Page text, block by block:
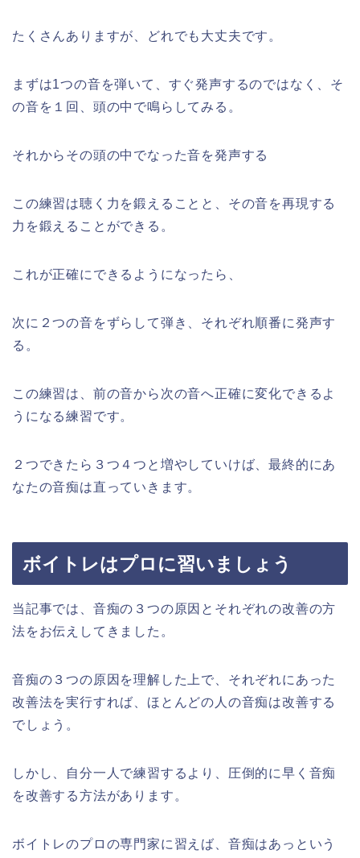
たくさんありますが、どれでも大丈夫です。
まずは1つの音を弾いて、すぐ発声するのではなく、そ
の音を１回、頭の中で鳴らしてみる。
それからその頭の中でなった音を発声する
この練習は聴く力を鍛えることと、その音を再現する
力を鍛えることができる。
これが正確にできるようになったら、
次に２つの音をずらして弾き、それぞれ順番に発声す
る。
この練習は、前の音から次の音へ正確に変化できるよ
うになる練習です。
２つできたら３つ４つと増やしていけば、最終的にあ
なたの音痴は直っていきます。
ボイトレはプロに習いましょう
当記事では、音痴の３つの原因とそれぞれの改善の方
法をお伝えしてきました。
音痴の３つの原因を理解した上で、それぞれにあった
改善法を実行すれば、ほとんどの人の音痴は改善する
でしょう。
しかし、自分一人で練習するより、圧倒的に早く音痴
を改善する方法があります。
ボイトレのプロの専門家に習えば、音痴はあっという